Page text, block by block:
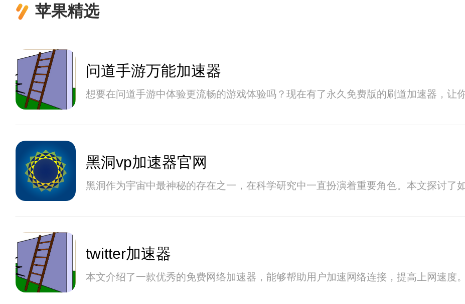
苹果精选
问道手游万能加速器
想要在问道手游中体验更流畅的游戏体验吗？现在有了永久免费版的刷道加速器，让
黑洞vp加速器官网
黑洞作为宇宙中最神秘的存在之一，在科学研究中一直扮演着重要角色。本文探讨
twitter加速器
本文介绍了一款优秀的免费网络加速器，能够帮助用户加速网络连接，提高上网速度。